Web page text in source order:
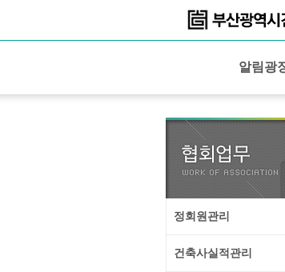
알림광
정회원관리
건축사실적관리